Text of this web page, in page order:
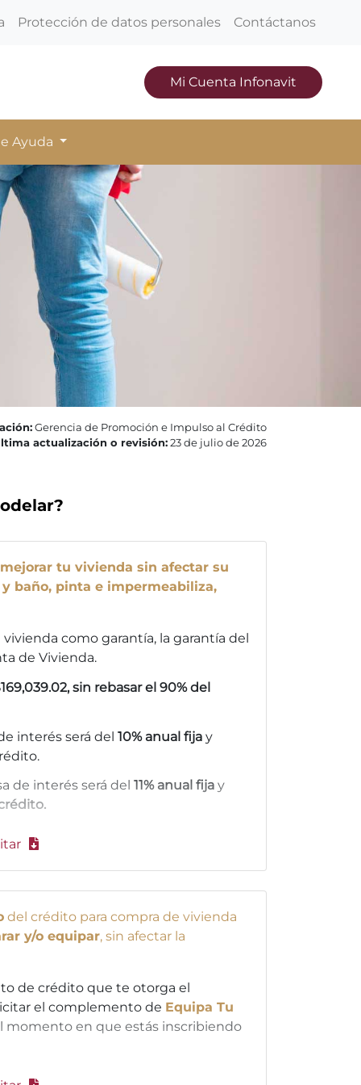
Protección de datos personales Contáctanos
Mi Cuenta Infonavit
Ayuda
Gerencia de Promoción e Impulso al Crédito
actualización o revisión: 23 de julio de 2026
tu vivienda sin afectar su
baño, pinta e impermeabiliza,
como garantía, la garantía del
de Vivienda.
sin rebasar el 90% del
interés será del 10% anual fija y
de interés será del 11% anual fija y
del crédito para compra de vivienda
y/o equipar, sin afectar la
de crédito que te otorga el
el complemento de Equipa Tu
en que estás inscribiendo